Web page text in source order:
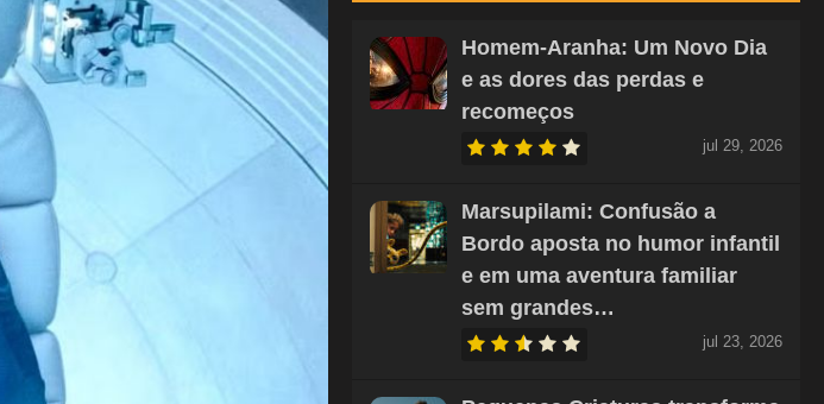
Homem-Aranha: Um Novo Dia
e as dores das perdas e
recomeços
jul 29, 2026
Marsupilami: Confusão a
Bordo aposta no humor infantil
e em uma aventura familiar
sem grandes…
jul 23, 2026